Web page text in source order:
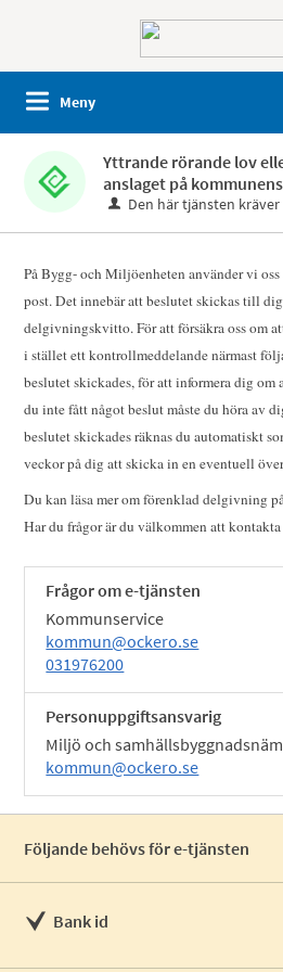
Meny
Yttrande rörande lov
anslaget på
Den här tjänsten
På Bygg- och Miljöenheten använder vi
post. Det innebär att beslutet skickas till
delgivningskvitto. För att försäkra oss om
i stället ett kontrollmeddelande närmast
beslutet skickades, för att informera dig om
du inte fått något beslut måste du höra av
beslutet skickades räknas du automatiskt
veckor på dig att skicka in en eventuell
Du kan läsa mer om förenklad delgivning
Har du frågor är du välkommen att kontakta
Frågor om e-tjänsten
Kommunservice
kommun@ockero.se
031976200
Personuppgiftsansvarig
Miljö och
kommun@ockero.se
Följande behövs för e-tjänsten
Bank id